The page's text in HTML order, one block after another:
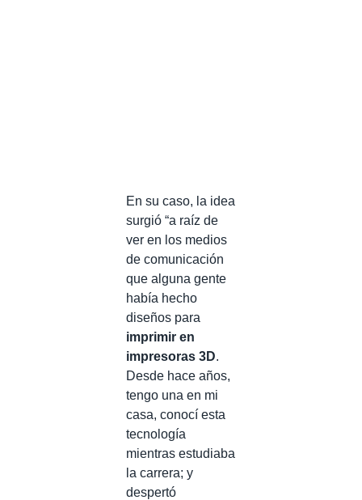
En su caso, la idea
surgió “a raíz de
ver en los medios
de comunicación
que alguna gente
había hecho
diseños para
imprimir en
impresoras 3D.
Desde hace años,
tengo una en mi
casa, conocí esta
tecnología
mientras estudiaba
la carrera; y
despertó